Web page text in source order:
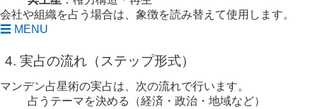
会社や組織を占う場合は、象徴を読み替えて使用します。
☰ MENU
4. 実占の流れ（ステップ形式）
マンデン占星術の実占は、次の流れで行います。
占うテーマを決める（経済・政治・地域など）